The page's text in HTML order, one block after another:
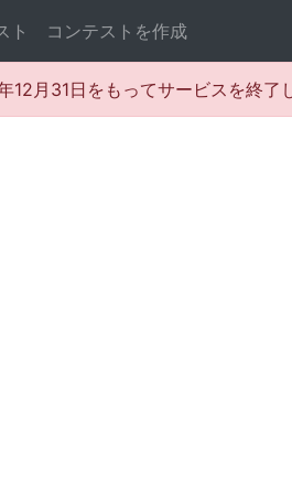
ト コンテストを作成
月31日をもってサービスを終了